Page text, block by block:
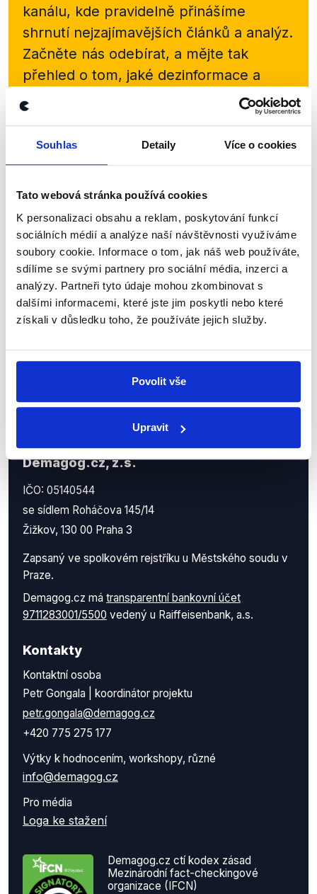
Souhlas Detaily Více o cookies
Tato webová stránka používá cookies
K personalizaci obsahu a reklam, poskytování funkcí
sociálních médií a analýze naší návštěvnosti využíváme
soubory cookie. Informace o tom, jak náš web používáte,
sdílíme se svými partnery pro sociální média, inzerci a
analýzy. Partneři tyto údaje mohou zkombinovat s
dalšími informacemi, které jste jim poskytli nebo které
získali v důsledku toho, že používáte jejich služby.
Povolit vše
Upravit
kanálu, kde pravidelně přinášíme
shrnutí nejzajímavějších článků a analýz.
Začněte nás odebírat, a mějte tak
přehled o tom, jaké dezinformace a
nepravdy se zrovna v Česku šíří.
Sociální sítě
Nenechte si ujít nejnovější události
z Demagog.cz. Sdílením našich
příspěvků přátelům podpoříte naši
práci.
Demagog.cz, z.s.
IČO: 05140544
se sídlem Roháčova 145/14
Žižkov, 130 00 Praha 3
Zapsaný ve spolkovém rejstříku u Městského soudu v
Praze.
Demagog.cz má transparentní bankovní účet
9711283001/5500 vedený u Raiffeisenbank, a.s.
Kontakty
Kontaktní osoba
Petr Gongala | koordinátor projektu
petr.gongala@demagog.cz
+420 775 275 177
Výtky k hodnocením, workshopy, různé
info@demagog.cz
Pro média
Loga ke stažení
Demagog.cz ctí kodex zásad
Mezinárodní fact-checkingové
organizace (IFCN)